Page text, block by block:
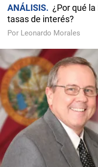
ANÁLISIS
¿Por qué
tasas de interés?
Por Leonardo Morales